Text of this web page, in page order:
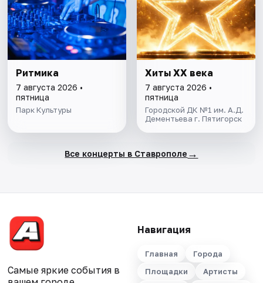
Ритмика
7 августа 2026 •
пятница
Парк Культуры
Хиты XX века
7 августа 2026 •
пятница
Городской ДК №1 им. А.Д.
Дементьева г. Пятигорск
Все концерты в Ставрополе →
Самые яркие события в
Навигация
Главная
Города
Площадки
Артисты